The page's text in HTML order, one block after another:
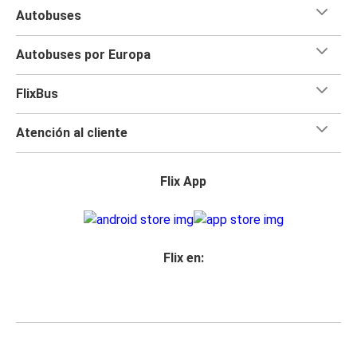
Autobuses
Autobuses por Europa
FlixBus
Atención al cliente
Flix App
Flix en: